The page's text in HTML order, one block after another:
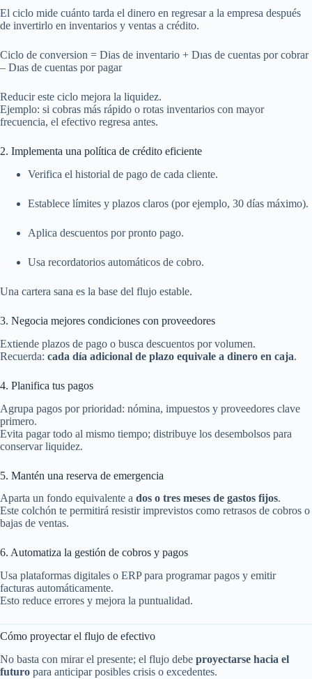
El ciclo mide cuánto tarda el dinero en regresar a la empresa después
de invertirlo en inventarios y ventas a crédito.
Ciclo de conversion = Dias de inventario + Dıas de cuentas por cobrar
– Dıas de cuentas por pagar
Reducir este ciclo mejora la liquidez.
Ejemplo: si cobras más rápido o rotas inventarios con mayor
frecuencia, el efectivo regresa antes.
2. Implementa una política de crédito eficiente
Verifica el historial de pago de cada cliente.
Establece límites y plazos claros (por ejemplo, 30 días máximo).
Aplica descuentos por pronto pago.
Usa recordatorios automáticos de cobro.
Una cartera sana es la base del flujo estable.
3. Negocia mejores condiciones con proveedores
Extiende plazos de pago o busca descuentos por volumen.
Recuerda: cada día adicional de plazo equivale a dinero en caja.
4. Planifica tus pagos
Agrupa pagos por prioridad: nómina, impuestos y proveedores clave
primero.
Evita pagar todo al mismo tiempo; distribuye los desembolsos para
conservar liquidez.
5. Mantén una reserva de emergencia
Aparta un fondo equivalente a dos o tres meses de gastos fijos.
Este colchón te permitirá resistir imprevistos como retrasos de cobros o
bajas de ventas.
6. Automatiza la gestión de cobros y pagos
Usa plataformas digitales o ERP para programar pagos y emitir
facturas automáticamente.
Esto reduce errores y mejora la puntualidad.
Cómo proyectar el flujo de efectivo
No basta con mirar el presente; el flujo debe proyectarse hacia el
futuro para anticipar posibles crisis o excedentes.